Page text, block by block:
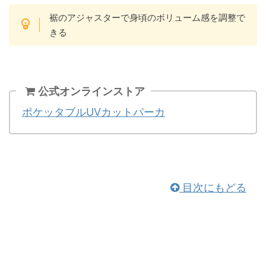
裾のアジャスターで身頃のボリューム感を調整で
きる
公式オンラインストア
ポケッタブルUVカットパーカ
目次にもどる